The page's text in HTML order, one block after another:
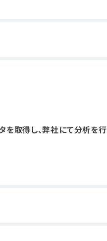
を取得し、弊社にて分析を行